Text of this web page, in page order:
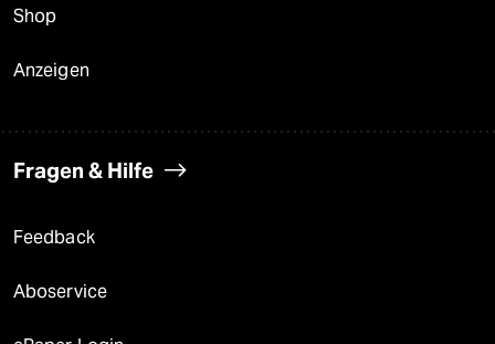
Shop
Anzeigen
Fragen & Hilfe
Feedback
Aboservice